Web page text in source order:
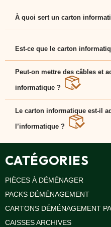
Caoutchouc
ACCESSOIRES
Sangles,
Tendeurs,
Ficelles
et
Bracelets
Chariots
Cadenas
Couteaux
sécurité
et
cutters
PRODUITS
À quoi sert un carton
périphériques.
Est-ce que le carton
complété avec des
EcoCarton recommande
supplémentaires.
Peut-on mettre des câbles et
informatique ?
adaptés pour regrouper
Le carton informatique est-il
l’informatique ?
Oui, le carton
CATÉGORIES
PIÈCES À DÉMÉNAGER
PACKS DÉMÉNAGEMENT
CARTONS DÉMÉNAGEMENT
CAISSES ARCHIVES